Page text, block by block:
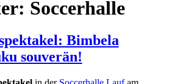
Soccerhalle
Bimbela
souverän!